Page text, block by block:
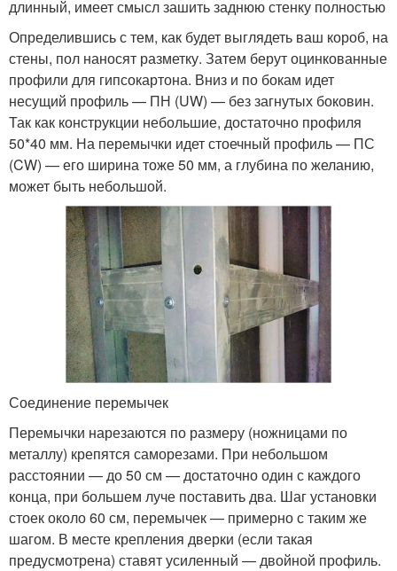
длинный, имеет смысл зашить заднюю стенку полностью
Определившись с тем, как будет выглядеть ваш короб, на
стены, пол наносят разметку. Затем берут оцинкованные
профили для гипсокартона. Вниз и по бокам идет
несущий профиль — ПН (UW) — без загнутых боковин.
Так как конструкции небольшие, достаточно профиля
50*40 мм. На перемычки идет стоечный профиль — ПС
(CW) — его ширина тоже 50 мм, а глубина по желанию,
может быть небольшой.
Соединение перемычек
Перемычки нарезаются по размеру (ножницами по
металлу) крепятся саморезами. При небольшом
расстоянии — до 50 см — достаточно один с каждого
конца, при большем луче поставить два. Шаг установки
стоек около 60 см, перемычек — примерно с таким же
шагом. В месте крепления дверки (если такая
предусмотрена) ставят усиленный — двойной профиль.